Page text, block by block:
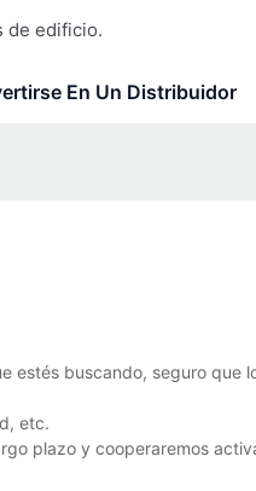
de edificio.
En Un Distribuidor
estés buscando, seguro que
etc.
plazo y cooperaremos